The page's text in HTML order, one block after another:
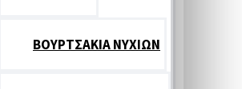
ΒΟΥΡΤΣΑΚΙΑ ΝΥΧΙΩΝ